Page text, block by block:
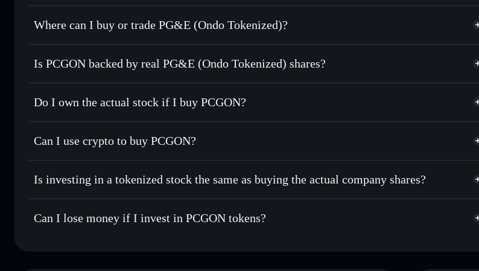
PG&E (Ondo Tokenized) $17.20 1.32%
Where can I buy or trade PG&E (Ondo Tokenized)?
Solflare Wallet
Is PCGON backed by real PG&E (Ondo Tokenized) shares?
Do I own the actual stock if I buy PCGON?
Can I use crypto to buy PCGON?
Is investing in a tokenized stock the same as buying the actual company shares?
Can I lose money if I invest in PCGON tokens?